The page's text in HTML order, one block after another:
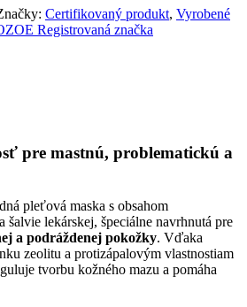
Certifikovaný produkt, Vyrobené
Registrovaná značka
pre mastnú, problematickú a
pleťová maska s obsahom
šalvie lekárskej, špeciálne navrhnutá pre
a podráždenej pokožky. Vďaka
zeolitu a protizápalovým vlastnostiam
tvorbu kožného mazu a pomáha